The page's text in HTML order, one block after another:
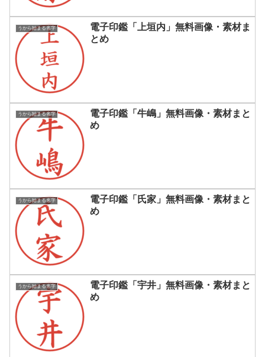
うから始まる名字
電子印鑑「上垣内」無料画像・素材ま
とめ
うから始まる名字
電子印鑑「牛嶋」無料画像・素材まと
め
うから始まる名字
電子印鑑「氏家」無料画像・素材まと
め
うから始まる名字
電子印鑑「宇井」無料画像・素材まと
め